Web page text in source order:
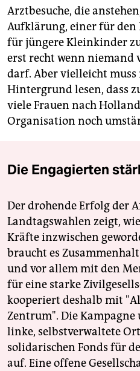
Arztbesuche, die
Aufklärung, einer für
für jüngere Kleinkinder
erst recht wenn niemand
darf. Aber vielleicht muss
Hintergrund lesen, dass
viele Frauen nach
Organisation noch
Die Engagierten
Der drohende Erfolg der
Landtagswahlen zeigt,
Kräfte inzwischen
braucht es
und vor allem mit den
für eine starke
kooperiert deshalb mit
Zentrum". Die
linke, selbstverwaltete
solidarischen Fonds für
auf. Eine offene